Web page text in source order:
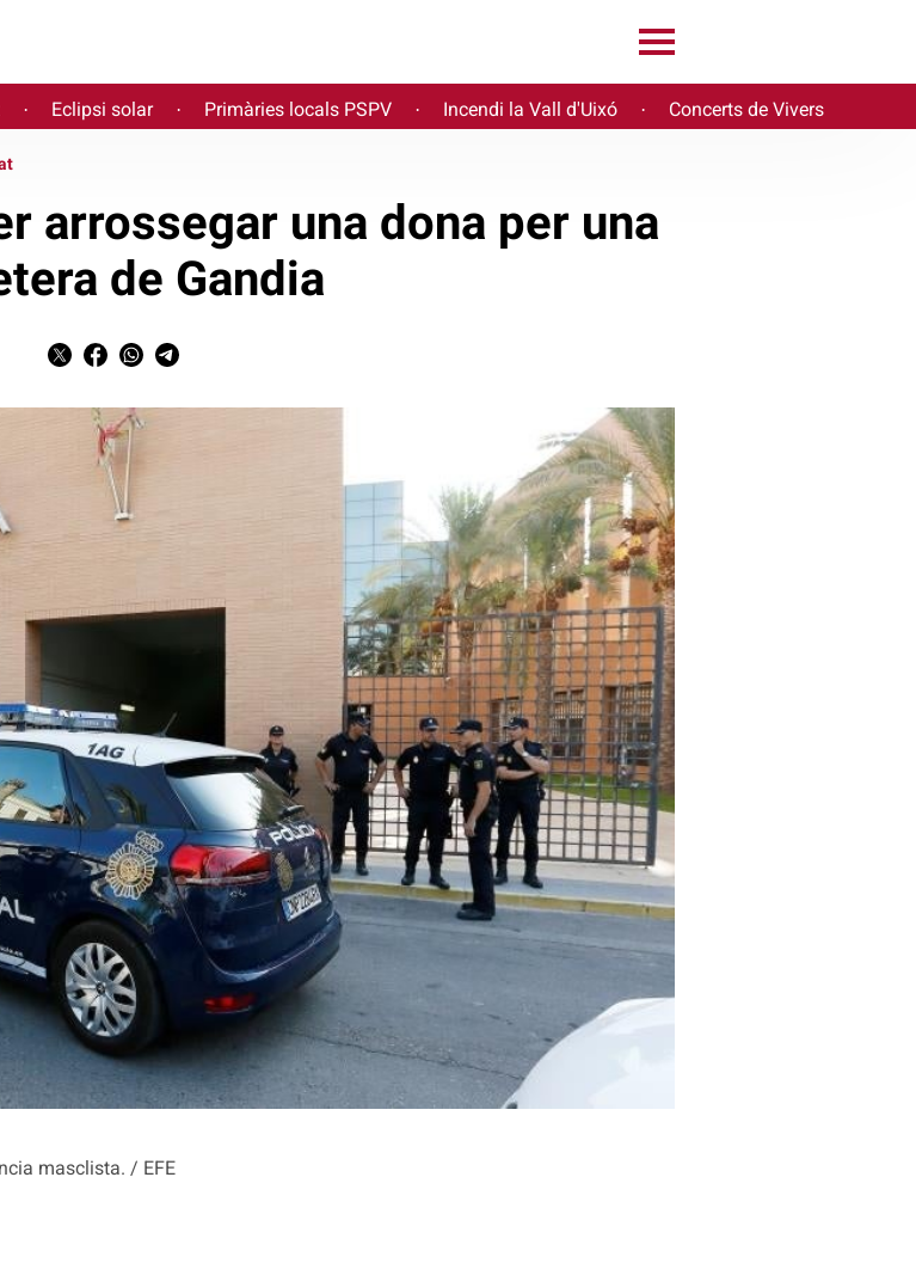
· Eclipsi solar · Primàries locals PSPV · Incendi la Vall d'Uixó · Concerts de Vivers
masclista. / EFE
arrossegar una dona per una
de Gandia